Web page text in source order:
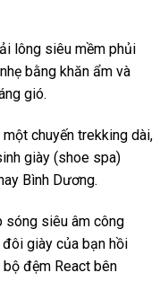
lông siêu mềm phủi
bằng khăn ẩm và
gió.
chuyến trekking dài,
giày (shoe spa)
Bình Dương.
sóng siêu âm công
giày của bạn hồi
đệm React bên